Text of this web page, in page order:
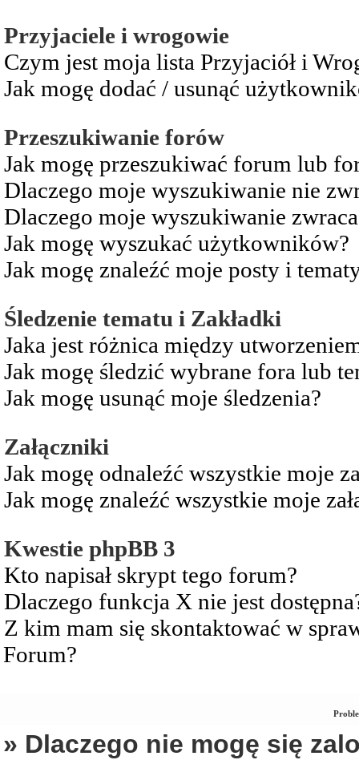
Przyjaciele i wrogowie
Czym jest moja lista Przyjaciół i
Jak mogę dodać / usunąć
Przeszukiwanie forów
Jak mogę przeszukiwać forum lub
Dlaczego moje wyszukiwanie nie
Dlaczego moje wyszukiwanie
Jak mogę wyszukać użytkowników?
Jak mogę znaleźć moje posty i
Śledzenie tematu i Zakładki
Jaka jest różnica między
Jak mogę śledzić wybrane fora lub
Jak mogę usunąć moje śledzenia?
Załączniki
Jak mogę odnaleźć wszystkie moje
Jak mogę znaleźć wszystkie moje
Kwestie phpBB 3
Kto napisał skrypt tego forum?
Dlaczego funkcja X nie jest
Z kim mam się skontaktować w
Forum?
» Dlaczego nie mogę się